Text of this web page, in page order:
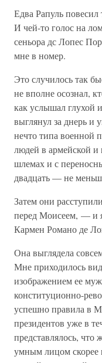
Едва Рапуль повесил
И чей-то голос на
сеньора дс Лопес
мне в номер.
Это случилось так
не вполне осознал,
как услышал глухой
выглянул за днерь и
нечто типа военной
людей в армейской
шлемах и с
двадцать — не
Затем они
перед Моисеем, — и
Кармен Романо де
Она выглядела
Мне приходилось
изображением ее
конституционно-
успешно правила в
президентов уже в
представлялось, что
умным лицом скорее